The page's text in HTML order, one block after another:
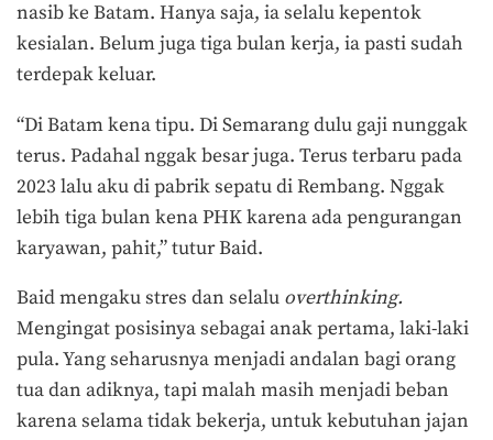
nasib ke Batam. Hanya saja, ia selalu kepentok
kesialan. Belum juga tiga bulan kerja, ia pasti sudah
terdepak keluar.
“Di Batam kena tipu. Di Semarang dulu gaji nunggak
terus. Padahal nggak besar juga. Terus terbaru pada
2023 lalu aku di pabrik sepatu di Rembang. Nggak
lebih tiga bulan kena PHK karena ada pengurangan
karyawan, pahit,” tutur Baid.
Baid mengaku stres dan selalu overthinking.
Mengingat posisinya sebagai anak pertama, laki-laki
pula. Yang seharusnya menjadi andalan bagi orang
tua dan adiknya, tapi malah masih menjadi beban
karena selama tidak bekerja, untuk kebutuhan jajan